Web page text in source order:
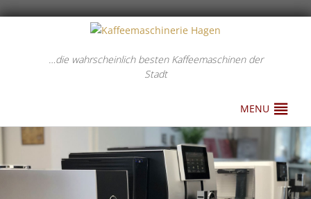
…die wahrscheinlich besten Kaffeemaschinen der
Stadt
MENU